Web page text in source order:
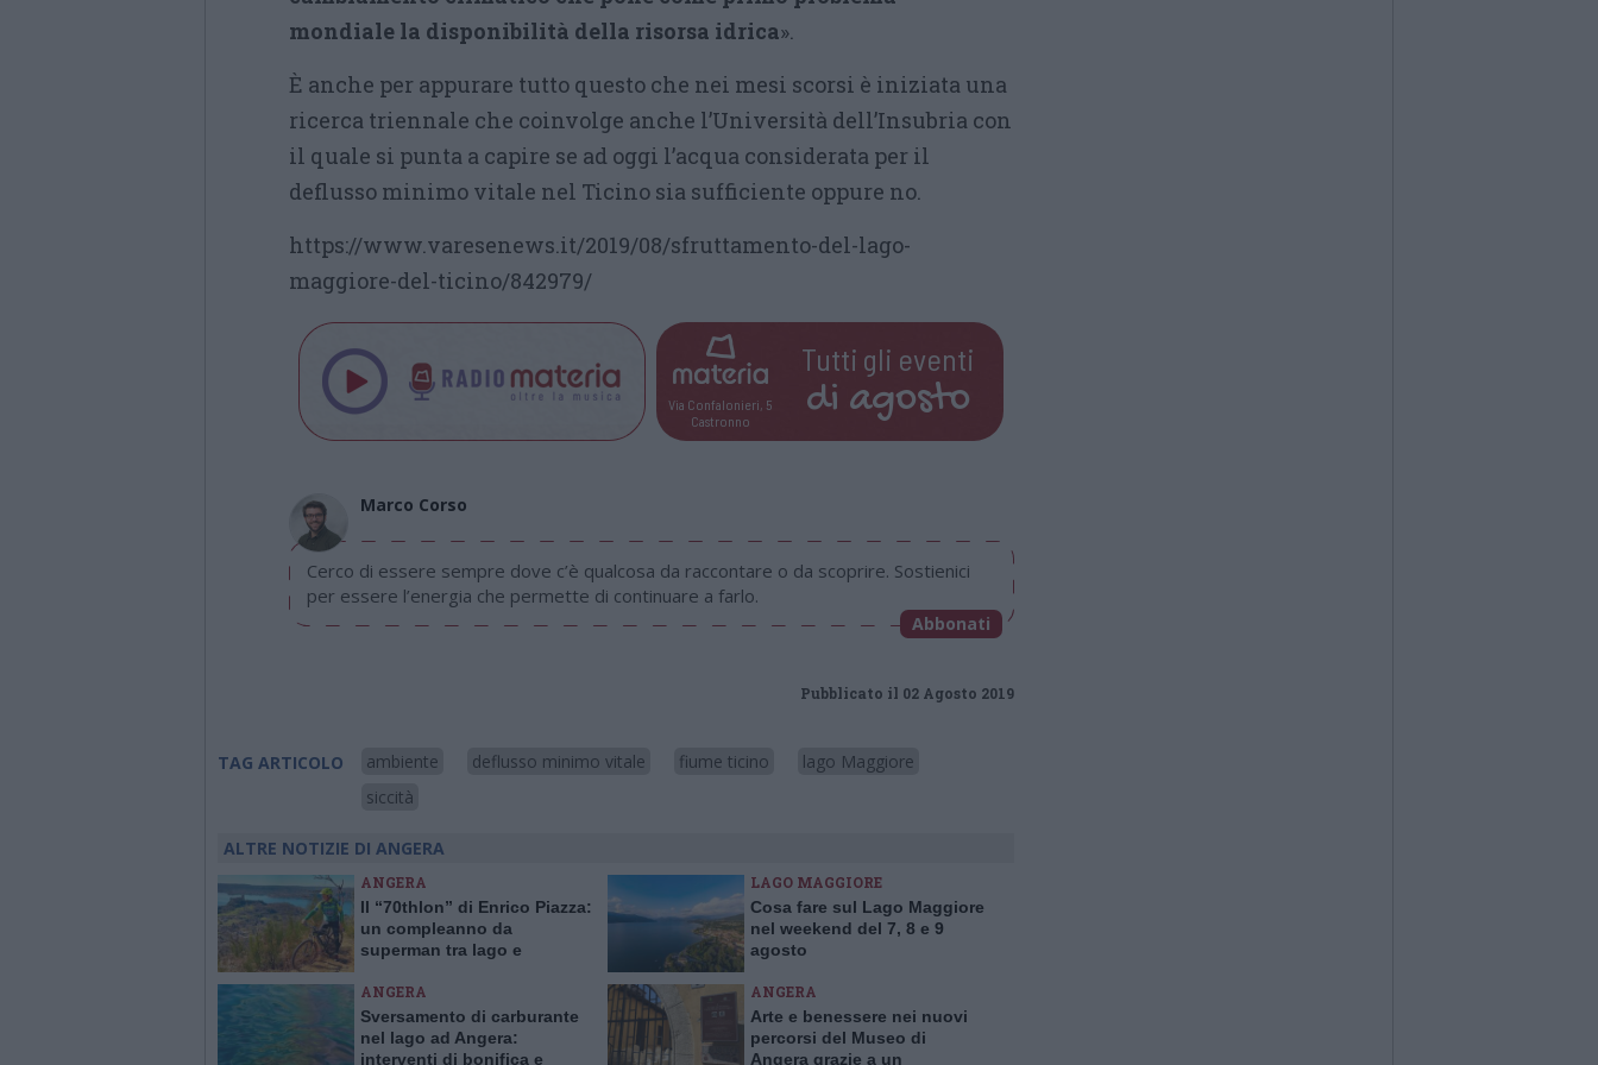
mondiale la disponibilità della risorsa idrica».
È anche per appurare tutto questo che nei mesi scorsi è iniziata una
ricerca triennale che coinvolge anche l’Università dell’Insubria con
il quale si punta a capire se ad oggi l’acqua considerata per il
deflusso minimo vitale nel Ticino sia sufficiente oppure no.
https://www.varesenews.it/2019/08/sfruttamento-del-lago-
maggiore-del-ticino/842979/
Via Confalonieri, 5
Castronno
Tutti gli eventi
di agosto
Marco Corso
Cerco di essere sempre dove c’è qualcosa da raccontare o da scoprire. Sostienici
per essere l’energia che permette di continuare a farlo.
Abbonati
Pubblicato il 02 Agosto 2019
TAG ARTICOLO ambiente deflusso minimo vitale fiume ticino
lago Maggiore
siccità
ALTRE NOTIZIE DI ANGERA
ANGERA
Il “70thlon” di Enrico Piazza:
un compleanno da
superman tra lago e
LAGO MAGGIORE
Cosa fare sul Lago Maggiore
nel weekend del 7, 8 e 9
agosto
ANGERA
Sversamento di carburante
nel lago ad Angera:
interventi di bonifica e
ANGERA
Arte e benessere nei nuovi
percorsi del Museo di
Angera grazie a un